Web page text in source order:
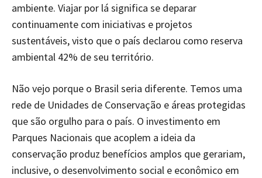
ambiente. Viajar por lá significa se deparar
continuamente com iniciativas e projetos
sustentáveis, visto que o país declarou como reserva
ambiental 42% de seu território.
Não vejo porque o Brasil seria diferente. Temos uma
rede de Unidades de Conservação e áreas protegidas
que são orgulho para o país. O investimento em
Parques Nacionais que acoplem a ideia da
conservação produz benefícios amplos que gerariam,
inclusive, o desenvolvimento social e econômico em